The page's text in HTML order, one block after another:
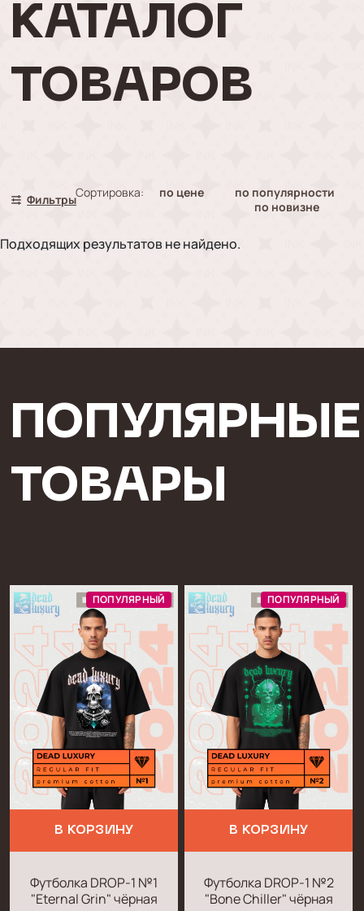
КАТАЛОГ
ТОВАРОВ
ФильтрыСортировка: по цене
по популярности
по новизне
Подходящих результатов не найдено.
ПОПУЛЯРНЫЕ
ТОВАРЫ
ПОПУЛЯРНЫЙ
В КОРЗИНУ
Футболка DROP-1 №1
"Eternal Grin" чёрная
ПОПУЛЯРНЫЙ
В КОРЗИНУ
Футболка DROP-1 №2
"Bone Chiller" чёрная